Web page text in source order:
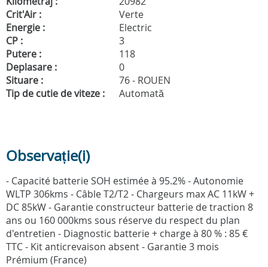
Crit'Air :
Verte
Energie :
Electric
CP :
3
Putere :
118
Deplasare :
0
Situare :
76 - ROUEN
Tip de cutie de viteze :
Automată
Observație(i)
- Capacité batterie SOH estimée à 95.2% - Autonomie
WLTP 306kms - Câble T2/T2 - Chargeurs max AC 11kW +
DC 85kW - Garantie constructeur batterie de traction 8
ans ou 160 000kms sous réserve du respect du plan
d'entretien - Diagnostic batterie + charge à 80 % : 85 €
TTC - Kit anticrevaison absent - Garantie 3 mois
Prémium (France)